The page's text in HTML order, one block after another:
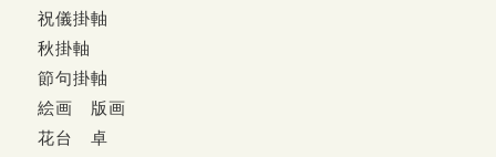
祝儀掛軸
秋掛軸
節句掛軸
絵画 版画
花台 卓